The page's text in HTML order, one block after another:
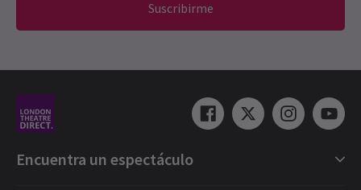
Suscribirme
Encuentra un espectáculo